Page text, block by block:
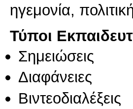
ηγεμονία,
Τύποι
Σημειώσεις
Διαφάνειες
Βιντεοδιαλέξεις